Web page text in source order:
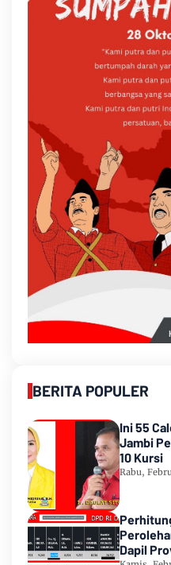
BERITA POPULER
Ini 55
Jambi
10 Kursi
Rabu,
Dapil